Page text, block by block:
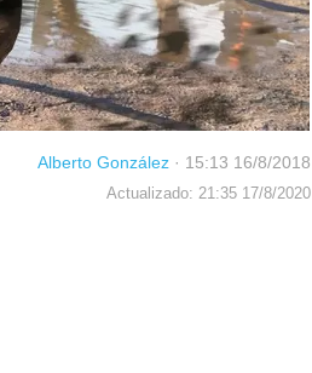
Alberto González · 15:13 16/8/2018
Actualizado: 21:35 17/8/2020